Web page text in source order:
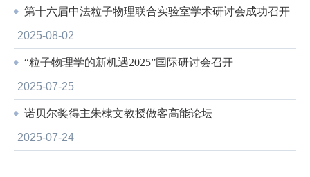
第十六届中法粒子物理联合实验室学术研讨会成功召开
2025-08-02
“粒子物理学的新机遇2025”国际研讨会召开
2025-07-25
诺贝尔奖得主朱棣文教授做客高能论坛
2025-07-24